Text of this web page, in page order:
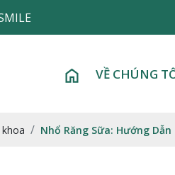
VỀ CHÚNG
Nhổ Răng Sữa: Hướng